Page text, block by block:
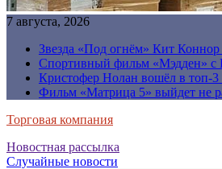
7 августа, 2026
Звезда «Под огнём» Кит
Спортивный фильм «Мэдден» с
Кристофер Нолан вошёл в топ-
Фильм «Матрица 5» выйдет не
Торговая компания
Новостная рассылка
Случайные новости